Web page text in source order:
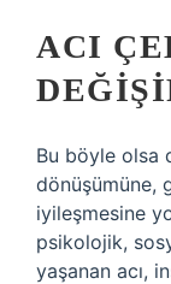
ACI
Bu böyle olsa
dönüşümüne,
iyileşmesine
psikolojik,
yaşanan acı,